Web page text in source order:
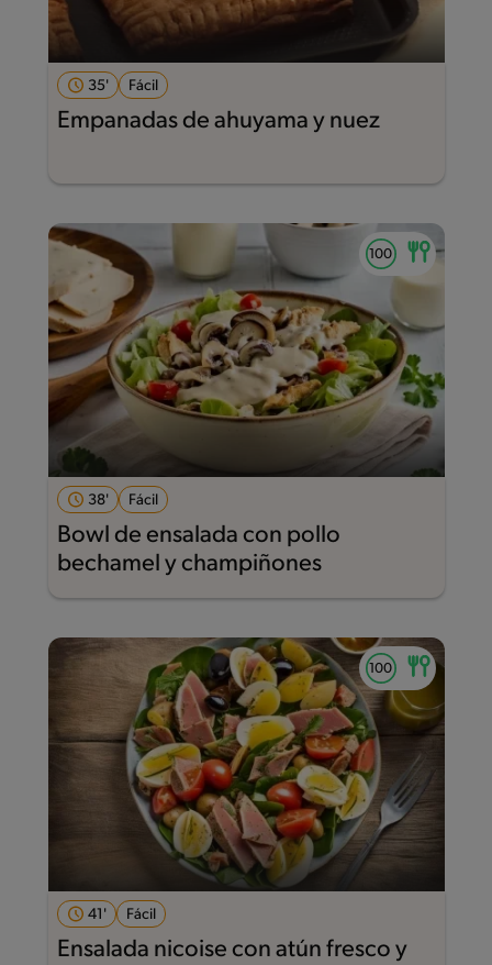
35' Fácil
Empanadas de ahuyama y nuez
38' Fácil
Bowl de ensalada con pollo
bechamel y champiñones
41' Fácil
Ensalada nicoise con atún fresco y